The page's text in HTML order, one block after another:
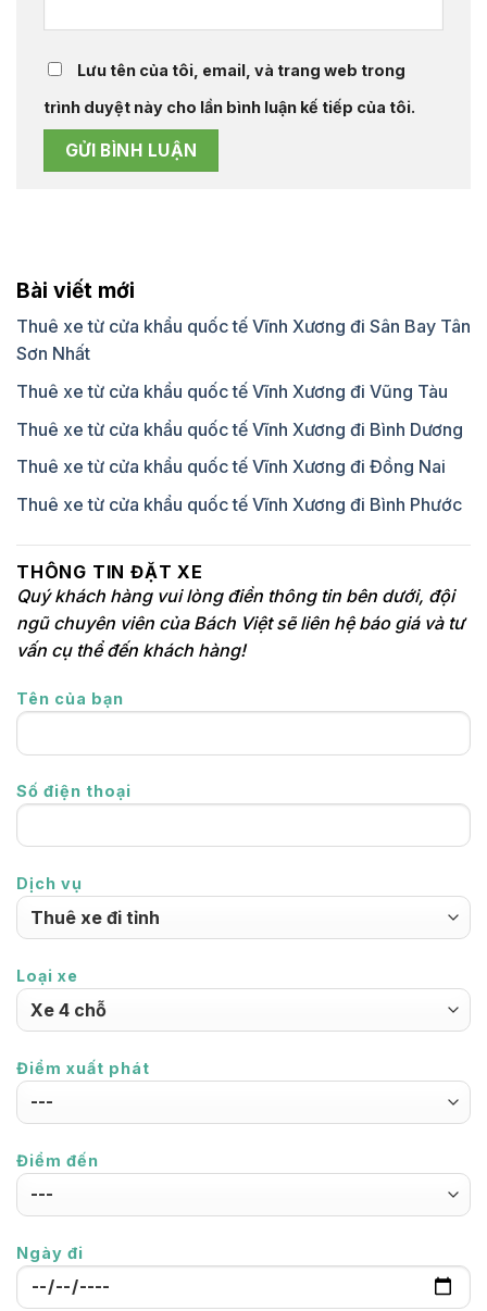
Lưu tên của tôi, email, và trang web trong
trình duyệt này cho lần bình luận kế tiếp của tôi.
Bài viết mới
Thuê xe từ cửa khẩu quốc tế Vĩnh Xương đi Sân Bay Tân
Sơn Nhất
Thuê xe từ cửa khẩu quốc tế Vĩnh Xương đi Vũng Tàu
Thuê xe từ cửa khẩu quốc tế Vĩnh Xương đi Bình Dương
Thuê xe từ cửa khẩu quốc tế Vĩnh Xương đi Đồng Nai
Thuê xe từ cửa khẩu quốc tế Vĩnh Xương đi Bình Phước
THÔNG TIN ĐẶT XE
Quý khách hàng vui lòng điền thông tin bên dưới, đội
ngũ chuyên viên của Bách Việt sẽ liên hệ báo giá và tư
vấn cụ thể đến khách hàng!
Tên của bạn
Số điện thoại
Dịch vụ
Loại xe
Điểm xuất phát
Điểm đến
Ngày đi